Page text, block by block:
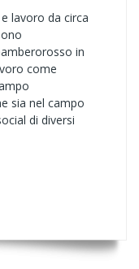
lavoro da circa
in
come
sia nel campo
di diversi